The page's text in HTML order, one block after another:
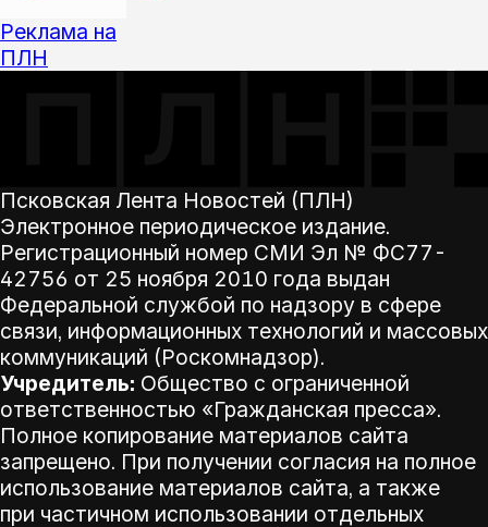
Реклама на
ПЛН
Псковская Лента Новостей (ПЛН)
Электронное периодическое издание.
Регистрационный номер СМИ Эл № ФС77-
42756 от 25 ноября 2010 года выдан
Федеральной службой по надзору в сфере
связи, информационных технологий и массовых
коммуникаций (Роскомнадзор).
Учредитель: Общество с ограниченной
ответственностью «Гражданская пресса».
Полное копирование материалов сайта
запрещено. При получении согласия на полное
использование материалов сайта, а также
при частичном использовании отдельных